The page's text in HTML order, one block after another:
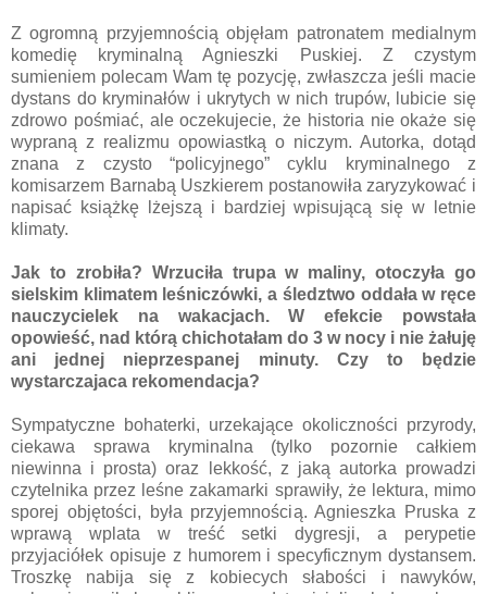
Z ogromną przyjemnością objęłam patronatem medialnym
komedię kryminalną Agnieszki Puskiej. Z czystym
sumieniem polecam Wam tę pozycję, zwłaszcza jeśli macie
dystans do kryminałów i ukrytych w nich trupów, lubicie się
zdrowo pośmiać, ale oczekujecie, że historia nie okaże się
wypraną z realizmu opowiastką o niczym. Autorka, dotąd
znana z czysto “policyjnego” cyklu kryminalnego z
komisarzem Barnabą Uszkierem postanowiła zaryzykować i
napisać książkę lżejszą i bardziej wpisującą się w letnie
klimaty.
Jak to zrobiła? Wrzuciła trupa w maliny, otoczyła go
sielskim klimatem leśniczówki, a śledztwo oddała w ręce
nauczycielek na wakacjach. W efekcie powstała
opowieść, nad którą chichotałam do 3 w nocy i nie żałuję
ani jednej nieprzespanej minuty. Czy to będzie
wystarczajaca rekomendacja?
Sympatyczne bohaterki, urzekające okoliczności przyrody,
ciekawa sprawa kryminalna (tylko pozornie całkiem
niewinna i prosta) oraz lekkość, z jaką autorka prowadzi
czytelnika przez leśne zakamarki sprawiły, że lektura, mimo
sporej objętości, była przyjemnością. Agnieszka Pruska z
wprawą wplata w treść setki dygresji, a perypetie
przyjaciółek opisuje z humorem i specyficznym dystansem.
Troszkę nabija się z kobiecych słabości i nawyków,